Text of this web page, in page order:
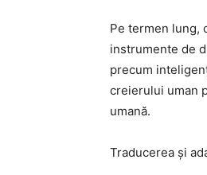
Pe termen lung,
instrumente de
precum
creierului uman
umană.
Traducerea și